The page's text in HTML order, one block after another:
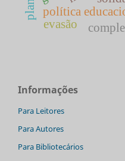
política
evasão
Informações
Para Leitores
Para Autores
Para Bibliotecários